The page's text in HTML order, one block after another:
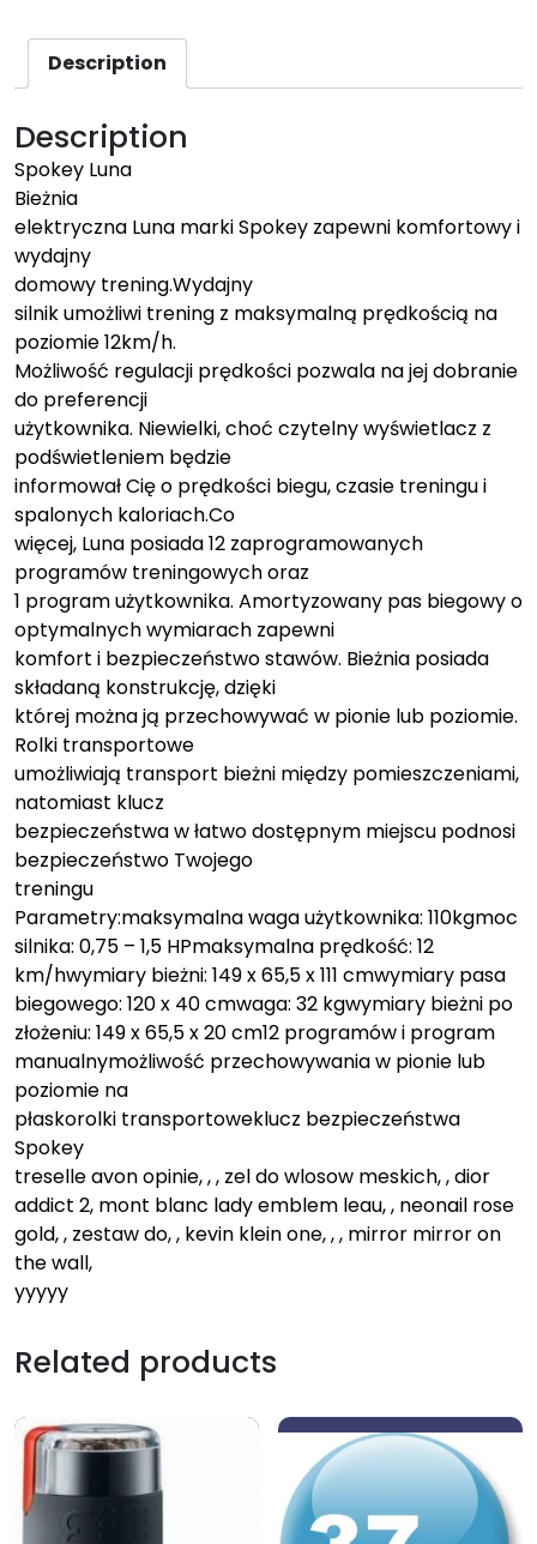
Description
Description
Spokey Luna
Bieżnia
elektryczna Luna marki Spokey zapewni komfortowy i
wydajny
domowy trening.Wydajny
silnik umożliwi trening z maksymalną prędkością na
poziomie 12km/h.
Możliwość regulacji prędkości pozwala na jej dobranie
do preferencji
użytkownika. Niewielki, choć czytelny wyświetlacz z
podświetleniem będzie
informował Cię o prędkości biegu, czasie treningu i
spalonych kaloriach.Co
więcej, Luna posiada 12 zaprogramowanych
programów treningowych oraz
1 program użytkownika. Amortyzowany pas biegowy o
optymalnych wymiarach zapewni
komfort i bezpieczeństwo stawów. Bieżnia posiada
składaną konstrukcję, dzięki
której można ją przechowywać w pionie lub poziomie.
Rolki transportowe
umożliwiają transport bieżni między pomieszczeniami,
natomiast klucz
bezpieczeństwa w łatwo dostępnym miejscu podnosi
bezpieczeństwo Twojego
treningu
Parametry:maksymalna waga użytkownika: 110kgmoc
silnika: 0,75 – 1,5 HPmaksymalna prędkość: 12
km/hwymiary bieżni: 149 x 65,5 x 111 cmwymiary pasa
biegowego: 120 x 40 cmwaga: 32 kgwymiary bieżni po
złożeniu: 149 x 65,5 x 20 cm12 programów i program
manualnymożliwość przechowywania w pionie lub
poziomie na
płaskorolki transportoweklucz bezpieczeństwa
Spokey
treselle avon opinie, , , zel do wlosow meskich, , dior
addict 2, mont blanc lady emblem leau, , neonail rose
gold, , zestaw do, , kevin klein one, , , mirror mirror on
the wall,
yyyyy
Related products